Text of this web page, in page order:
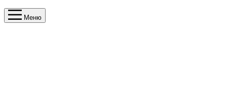
Меню